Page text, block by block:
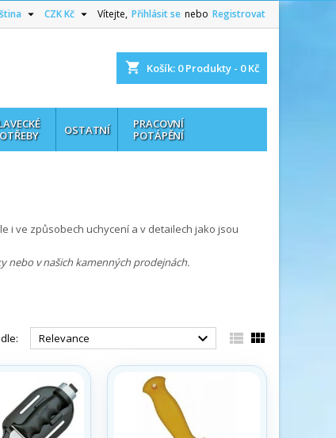
Vítejte, Přihlásit se nebo Registrovat
CZK Kč 

shopping_cart Košík: 0Produkty - 0 Kč
OSTATNÍ
PRACOVNÍ
POTÁPĚNÍ
i ve způsobech uchycení a v detailech jako jsou
nebo v našich kamenných prodejnách.
Relevance   